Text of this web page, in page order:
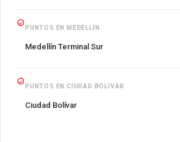
PUNTOS EN MEDELLÍN
Medellín Terminal Sur
PUNTOS EN CIUDAD BOLIVAR
Ciudad Bolívar